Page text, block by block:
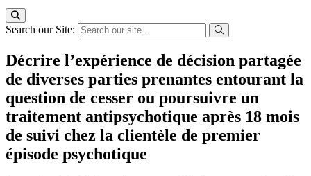
Search our Site:
Décrire l’expérience de décision partagée
de diverses parties prenantes entourant la
question de cesser ou poursuivre un
traitement antipsychotique après 18 mois
de suivi chez la clientèle de premier
épisode psychotique